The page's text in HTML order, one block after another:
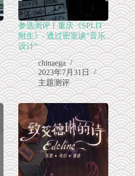
参选测评丨重庆《SPLIT
附生》- 透过密室谈“音乐
设计”
chinaega
2023年7月31日
主题测评